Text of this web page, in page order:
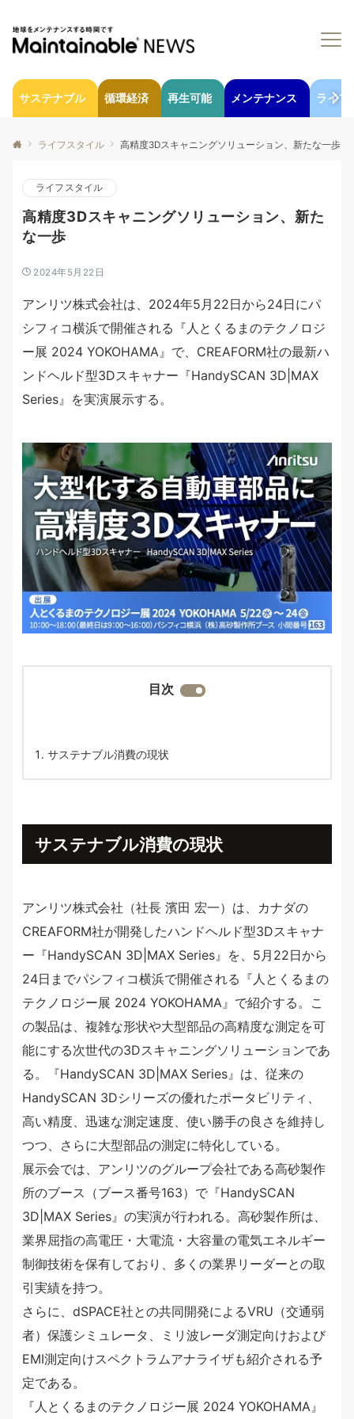
サステナブル 循環経済 再生可能 メンテナンス ライフ
ライフスタイル 高精度3Dスキャニングソリューション、新たな一歩
ライフスタイル
高精度3Dスキャニングソリューション、新た
な一歩
2024年5月22日
アンリツ株式会社は、2024年5月22日から24日にパ
シフィコ横浜で開催される『人とくるまのテクノロジ
ー展 2024 YOKOHAMA』で、CREAFORM社の最新ハ
ンドヘルド型3Dスキャナー『HandySCAN 3D|MAX
Series』を実演展示する。
目次
サステナブル消費の現状
サステナブル消費の現状
アンリツ株式会社（社長 濱田 宏一）は、カナダの
CREAFORM社が開発したハンドヘルド型3Dスキャナ
ー『HandySCAN 3D|MAX Series』を、5月22日から
24日までパシフィコ横浜で開催される『人とくるまの
テクノロジー展 2024 YOKOHAMA』で紹介する。こ
の製品は、複雑な形状や大型部品の高精度な測定を可
能にする次世代の3Dスキャニングソリューションであ
る。『HandySCAN 3D|MAX Series』は、従来の
HandySCAN 3Dシリーズの優れたポータビリティ、
高い精度、迅速な測定速度、使い勝手の良さを維持し
つつ、さらに大型部品の測定に特化している。
展示会では、アンリツのグループ会社である高砂製作
所のブース（ブース番号163）で『HandySCAN
3D|MAX Series』の実演が行われる。高砂製作所は、
業界屈指の高電圧・大電流・大容量の電気エネルギー
制御技術を保有しており、多くの業界リーダーとの取
引実績を持つ。
さらに、dSPACE社との共同開発によるVRU（交通弱
者）保護シミュレータ、ミリ波レーダ測定向けおよび
EMI測定向けスペクトラムアナライザも紹介される予
定である。
『人とくるまのテクノロジー展 2024 YOKOHAMA』